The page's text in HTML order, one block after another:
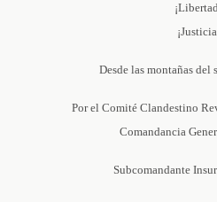
Desde las montañas del
Por el Comité Clandestino
Comandancia
Subcomandante